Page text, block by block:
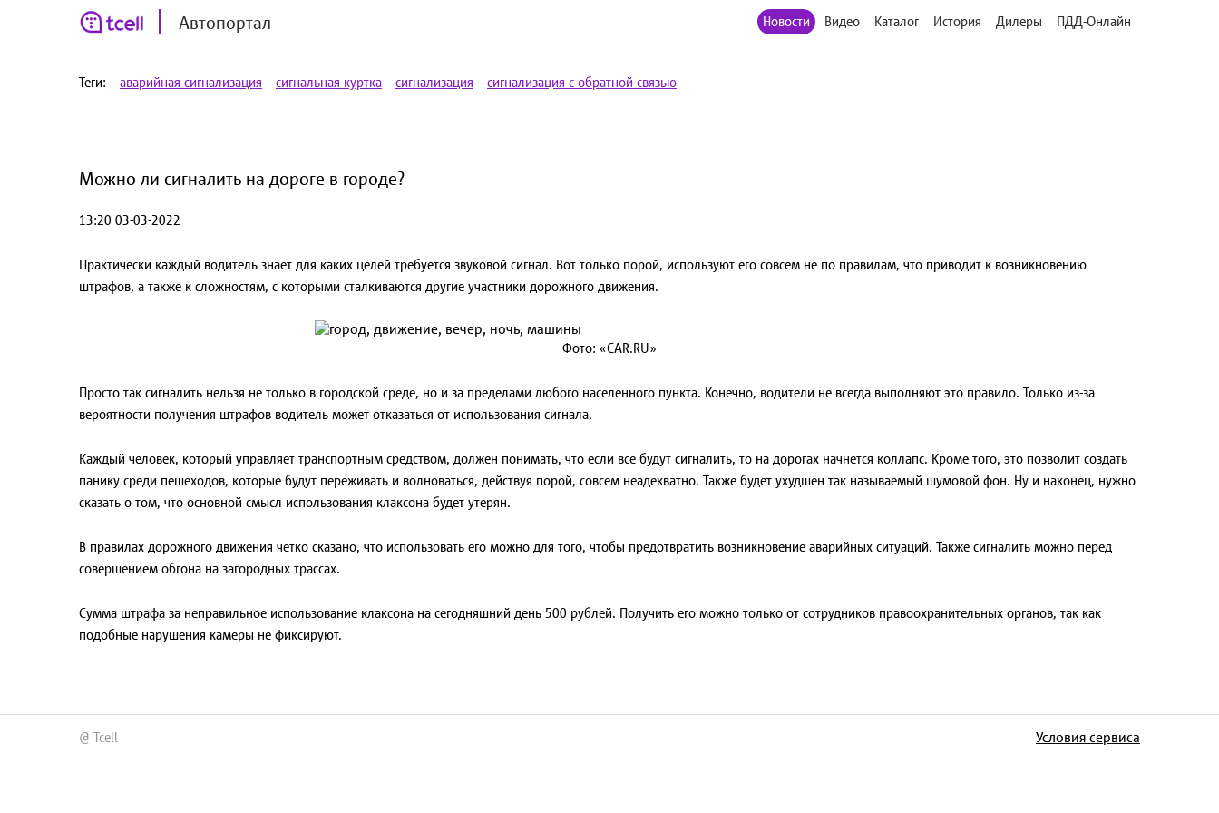
Автопортал Новости Видео Каталог История Дилеры ПДД-Онлайн
Теги: аварийная сигнализация сигнальная куртка сигнализация сигнализация с обратной связью
Можно ли сигналить на дороге в городе?
13:20 03-03-2022
Практически каждый водитель знает для каких целей требуется звуковой сигнал. Вот только порой, используют его совсем не по правилам, что приводит к возникновению
штрафов, а также к сложностям, с которыми сталкиваются другие участники дорожного движения.
Фото: «CAR.RU»
Просто так сигналить нельзя не только в городской среде, но и за пределами любого населенного пункта. Конечно, водители не всегда выполняют это правило. Только из-за
вероятности получения штрафов водитель может отказаться от использования сигнала.
Каждый человек, который управляет транспортным средством, должен понимать, что если все будут сигналить, то на дорогах начнется коллапс. Кроме того, это позволит создать
панику среди пешеходов, которые будут переживать и волноваться, действуя порой, совсем неадекватно. Также будет ухудшен так называемый шумовой фон. Ну и наконец, нужно
сказать о том, что основной смысл использования клаксона будет утерян.
В правилах дорожного движения четко сказано, что использовать его можно для того, чтобы предотвратить возникновение аварийных ситуаций. Также сигналить можно перед
совершением обгона на загородных трассах.
Сумма штрафа за неправильное использование клаксона на сегодняшний день 500 рублей. Получить его можно только от сотрудников правоохранительных органов, так как
подобные нарушения камеры не фиксируют.
@ Tcell Условия сервиса